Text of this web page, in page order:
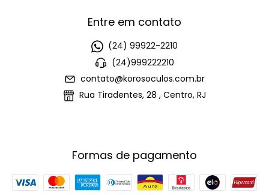
Entre em contato
(24) 99922-2210
(24)999222210
contato@korosoculos.com.br
Rua Tiradentes, 28 , Centro, RJ
Formas de pagamento